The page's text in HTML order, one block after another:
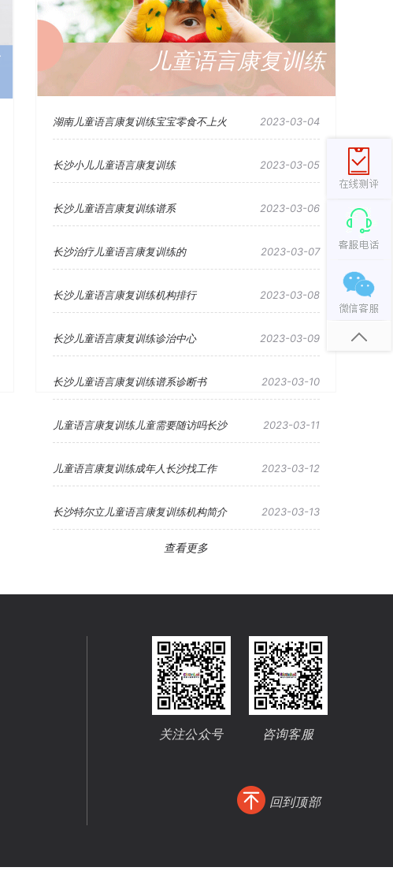
儿童语言康复训练
湖南儿童语言康复训练宝宝零食不上火 2023-03-04
长沙小儿儿童语言康复训练 2023-03-05
长沙儿童语言康复训练谱系 2023-03-06
长沙治疗儿童语言康复训练的 2023-03-07
长沙儿童语言康复训练机构排行 2023-03-08
长沙儿童语言康复训练诊治中心 2023-03-09
长沙儿童语言康复训练谱系诊断书 2023-03-10
儿童语言康复训练儿童需要随访吗长沙 2023-03-11
儿童语言康复训练成年人长沙找工作 2023-03-12
长沙特尔立儿童语言康复训练机构简介 2023-03-13
查看更多
关注公众号 咨询客服
回到顶部